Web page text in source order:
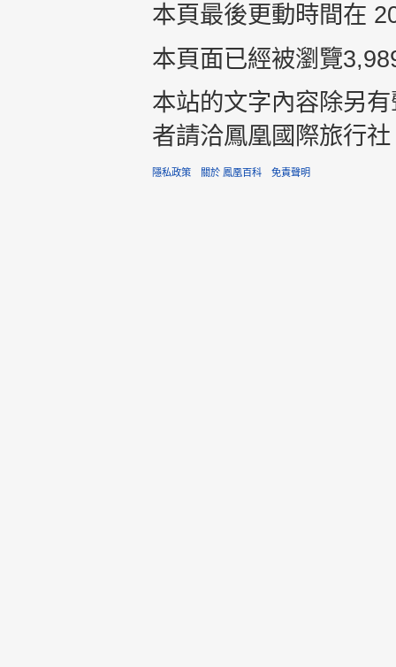
本頁最後更動時間在
本頁面已經被瀏覽
本站的文字內容除另
者請洽鳳凰國際旅行
隱私政策 關於 鳳凰百科 免責聲明